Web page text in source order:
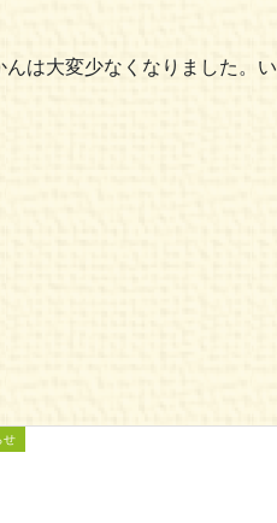
は大変少なくなりました。い
せ